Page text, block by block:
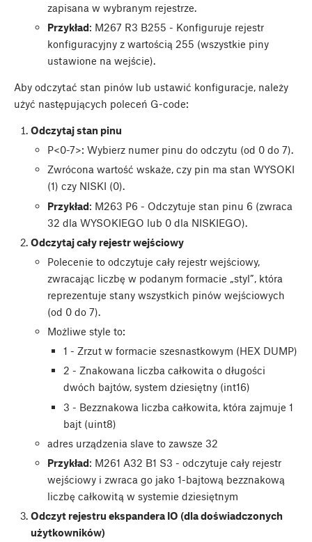
zapisana w wybranym rejestrze.
Przykład: M267 R3 B255 - Konfiguruje rejestr
konfiguracyjny z wartością 255 (wszystkie piny
ustawione na wejście).
Aby odczytać stan pinów lub ustawić konfiguracje, należy
użyć następujących poleceń G-code:
Odczytaj stan pinu
P<0-7>: Wybierz numer pinu do odczytu (od 0 do 7).
Zwrócona wartość wskaże, czy pin ma stan WYSOKI
(1) czy NISKI (0).
Przykład: M263 P6 - Odczytuje stan pinu 6 (zwraca
32 dla WYSOKIEGO lub 0 dla NISKIEGO).
Odczytaj cały rejestr wejściowy
Polecenie to odczytuje cały rejestr wejściowy,
zwracając liczbę w podanym formacie „styl”, która
reprezentuje stany wszystkich pinów wejściowych
(od 0 do 7).
Możliwe style to:
1 - Zrzut w formacie szesnastkowym (HEX DUMP)
2 - Znakowana liczba całkowita o długości
dwóch bajtów, system dziesiętny (int16)
3 - Bezznakowa liczba całkowita, która zajmuje 1
bajt (uint8)
adres urządzenia slave to zawsze 32
Przykład: M261 A32 B1 S3 - odczytuje cały rejestr
wejściowy i zwraca go jako 1-bajtową bezznakową
liczbę całkowitą w systemie dziesiętnym
Odczyt rejestru ekspandera IO (dla doświadczonych
użytkowników)